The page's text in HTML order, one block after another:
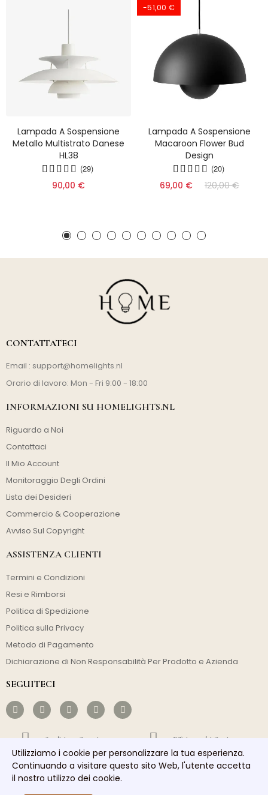
Lampada A Sospensione
Metallo Multistrato Danese
HL38
(29)
90,00 €
-51,00 €
Lampada A Sospensione
Macaroon Flower Bud
Design
(20)
69,00 € 120,00 €
CONTATTATECI
Email : support@homelights.nl
Orario di lavoro: Mon - Fri 9:00 - 18:00
INFORMAZIONI SU HOMELIGHTS.NL
Riguardo a Noi
Contattaci
Il Mio Account
Monitoraggio Degli Ordini
Lista dei Desideri
Commercio & Cooperazione
Avviso Sul Copyright
ASSISTENZA CLIENTI
Termini e Condizioni
Resi e Rimborsi
Politica di Spedizione
Politica sulla Privacy
Metodo di Pagamento
Dichiarazione di Non Responsabilità Per Prodotto e Azienda
SEGUITECI
Spedizione Gratuita Efficienza dei Costi
Spedizione Veloce Buon Servizio
Utilizziamo i cookie per personalizzare la tua esperienza.
Continuando a visitare questo sito Web, l'utente accetta
il nostro utilizzo dei cookie.